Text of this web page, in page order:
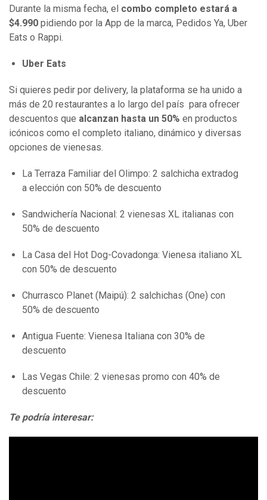
Durante la misma fecha, el combo completo estará a
$4.990 pidiendo por la App de la marca, Pedidos Ya, Uber
Eats o Rappi.
Uber Eats
Si quieres pedir por delivery, la plataforma se ha unido a
más de 20 restaurantes a lo largo del país para ofrecer
descuentos que alcanzan hasta un 50% en productos
icónicos como el completo italiano, dinámico y diversas
opciones de vienesas.
La Terraza Familiar del Olimpo: 2 salchicha extradog
a elección con 50% de descuento
Sandwichería Nacional: 2 vienesas XL italianas con
50% de descuento
La Casa del Hot Dog-Covadonga: Vienesa italiano XL
con 50% de descuento
Churrasco Planet (Maipú): 2 salchichas (One) con
50% de descuento
Antigua Fuente: Vienesa Italiana con 30% de
descuento
Las Vegas Chile: 2 vienesas promo con 40% de
descuento
Te podría interesar: